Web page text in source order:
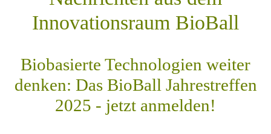
Innovationsraum BioBall
Biobasierte Technologien weiter
denken: Das BioBall Jahrestreffen
2025 - jetzt anmelden!